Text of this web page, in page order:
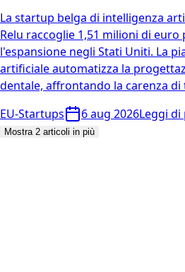
La startup belga di intelligenza
Relu raccoglie 1,51 milioni di euro
l'espansione negli Stati Uniti. La
artificiale automatizza la
dentale, affrontando la carenza
EU-Startups
6 aug 2026Leggi di
Mostra 2 articoli in più